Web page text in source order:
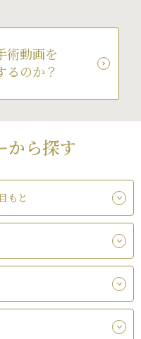
術動画を
るのか？
から探す
もと